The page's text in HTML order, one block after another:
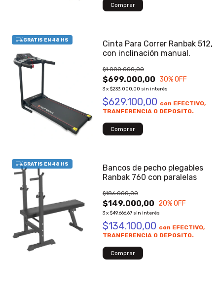
Cinta Para Correr Ranbak 512,
con inclinación manual.
$699.000,00
$1.000.000,00
30% OFF
3x $233.000,00 sin interés
$629.100,00 con EFECTIVO,
TRANFERENCIA O DEPOSITO.
Bancos de pecho plegables
Ranbak 760 con paralelas
$149.000,00
$186.000,00
20% OFF
3x $49.666,67 sin interés
$134.100,00 con EFECTIVO,
TRANFERENCIA O DEPOSITO.